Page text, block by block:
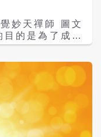
一定要經過修
後，才可以成
讓靈性解脫，
；這是我們修
，不是有相
還停留在意識
用口誦經，或
修行。又譬如
禪定？是在那
心清淨，進而
來就是一個發
老病死，輪迴
通過修行的淬
，才能了斷生
。 否則，
，就要不停地
底地大徹大
之家，也是佛
的懷抱。
天禪師 圖文
」的階段？
才可以聽懂上
外在相貌上，
貌也是最圓滿
所以只有身為
有的相，透過